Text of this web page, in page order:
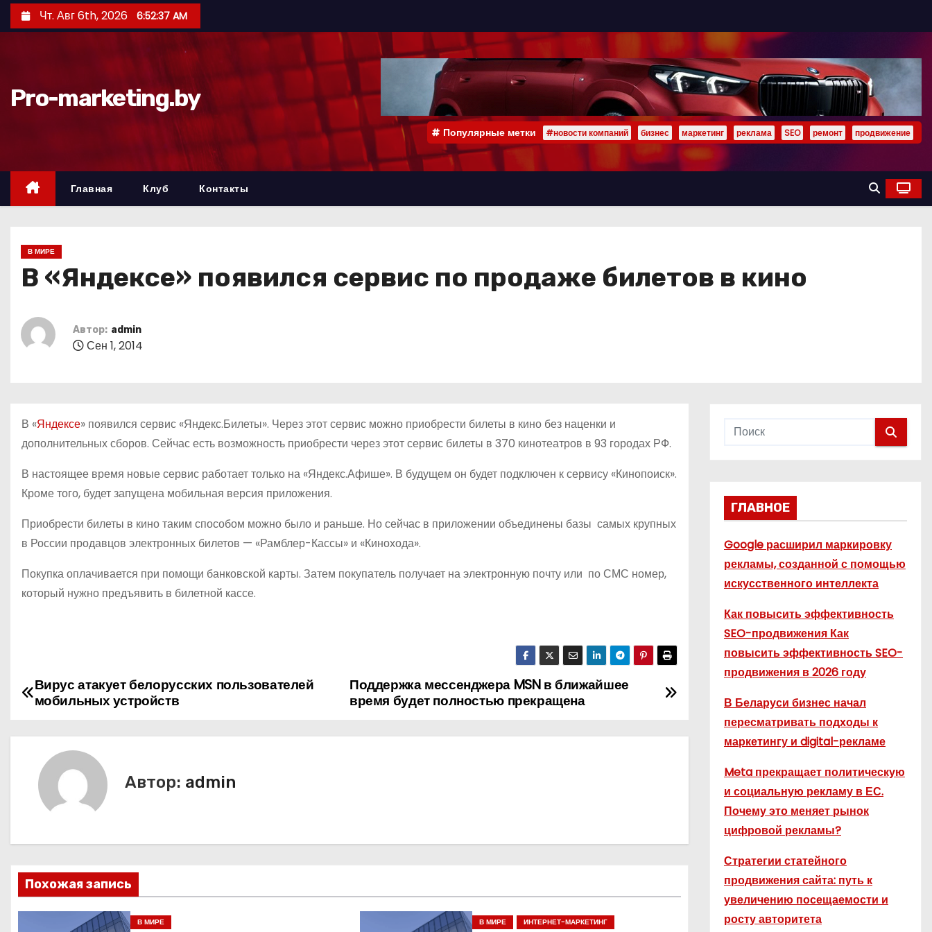
е
д
Чт. Авг 6th, 2026 6:52:38 AM
Pro-marketing.by
Популярные метки #новости компаний бизнес маркетинг реклама SEO ремонт продвижение
Главная Клуб Контакты
В МИРЕ
В «Яндексе» появился сервис по продаже билетов в кино
Автор: admin
Сен 1, 2014
В «Яндексе» появился сервис «Яндекс.Билеты». Через этот сервис можно приобрести билеты в кино без наценки и
дополнительных сборов. Сейчас есть возможность приобрести через этот сервис билеты в 370 кинотеатров в 93 городах РФ.
В настоящее время новые сервис работает только на «Яндекс.Афише». В будущем он будет подключен к сервису «Кинопоиск».
Кроме того, будет запущена мобильная версия приложения.
Приобрести билеты в кино таким способом можно было и раньше. Но сейчас в приложении объединены базы самых крупных
в России продавцов электронных билетов — «Рамблер-Кассы» и «Кинохода».
Покупка оплачивается при помощи банковской карты. Затем покупатель получает на электронную почту или по СМС номер,
который нужно предъявить в билетной кассе.
Н
ц
и
Поддержка мессенджера MSN в ближайшее
время будет полностью прекращена
Вирус атакует белорусских пользователей
мобильных устройств
Автор: admin
Похожая запись
В МИРЕ В МИРЕ ИНТЕРНЕТ-МАРКЕТИНГ
ГЛАВНОЕ
Google расширил маркировку
рекламы, созданной с помощью
искусственного интеллекта
Как повысить эффективность
SEO-продвижения Как
повысить эффективность SEO-
продвижения в 2026 году
В Беларуси бизнес начал
пересматривать подходы к
маркетингу и digital-рекламе
Meta прекращает политическую
и социальную рекламу в ЕС.
Почему это меняет рынок
цифровой рекламы?
Стратегии статейного
продвижения сайта: путь к
увеличению посещаемости и
росту авторитета